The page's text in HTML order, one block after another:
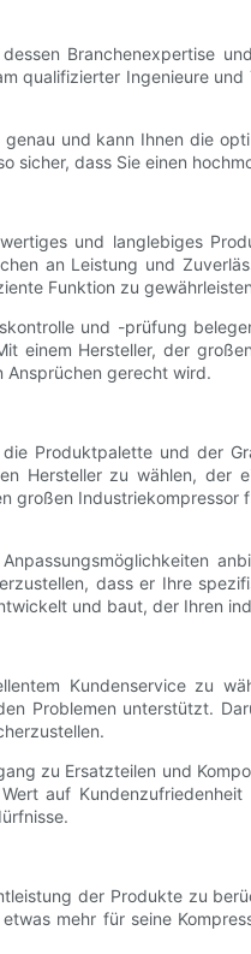
Branchenexpertise
Ingenieure
und kann Ihnen die
dass Sie einen
und langlebiges
an Leistung und
Funktion zu
und -prüfung
einem Hersteller, der
Ansprüchen gerecht wird.
Produktpalette und der
Hersteller zu wählen,
großen
dass er Ihre
und baut, der Ihren
Kundenservice zu
Problemen unterstützt.
zu Ersatzteilen und
auf
der Produkte zu
mehr für seine